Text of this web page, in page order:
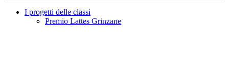
I progetti delle classi
Premio Lattes Grinzane